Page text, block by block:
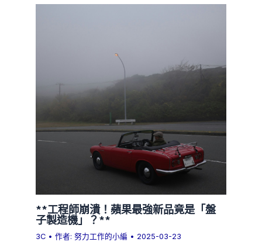
**工程師崩潰！蘋果最強新品竟是「盤
子製造機」？**
3C • 作者:努力工作的小編 • 2025-03-23